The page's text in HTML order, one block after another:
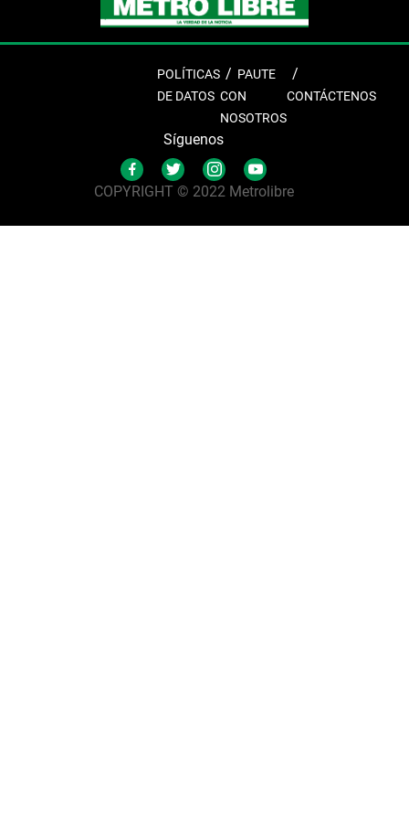
POLÍTICAS
DE DATOS
PAUTE
CON
NOSOTROS
CONTÁCTENOS
Síguenos
COPYRIGHT © 2022 Metrolibre